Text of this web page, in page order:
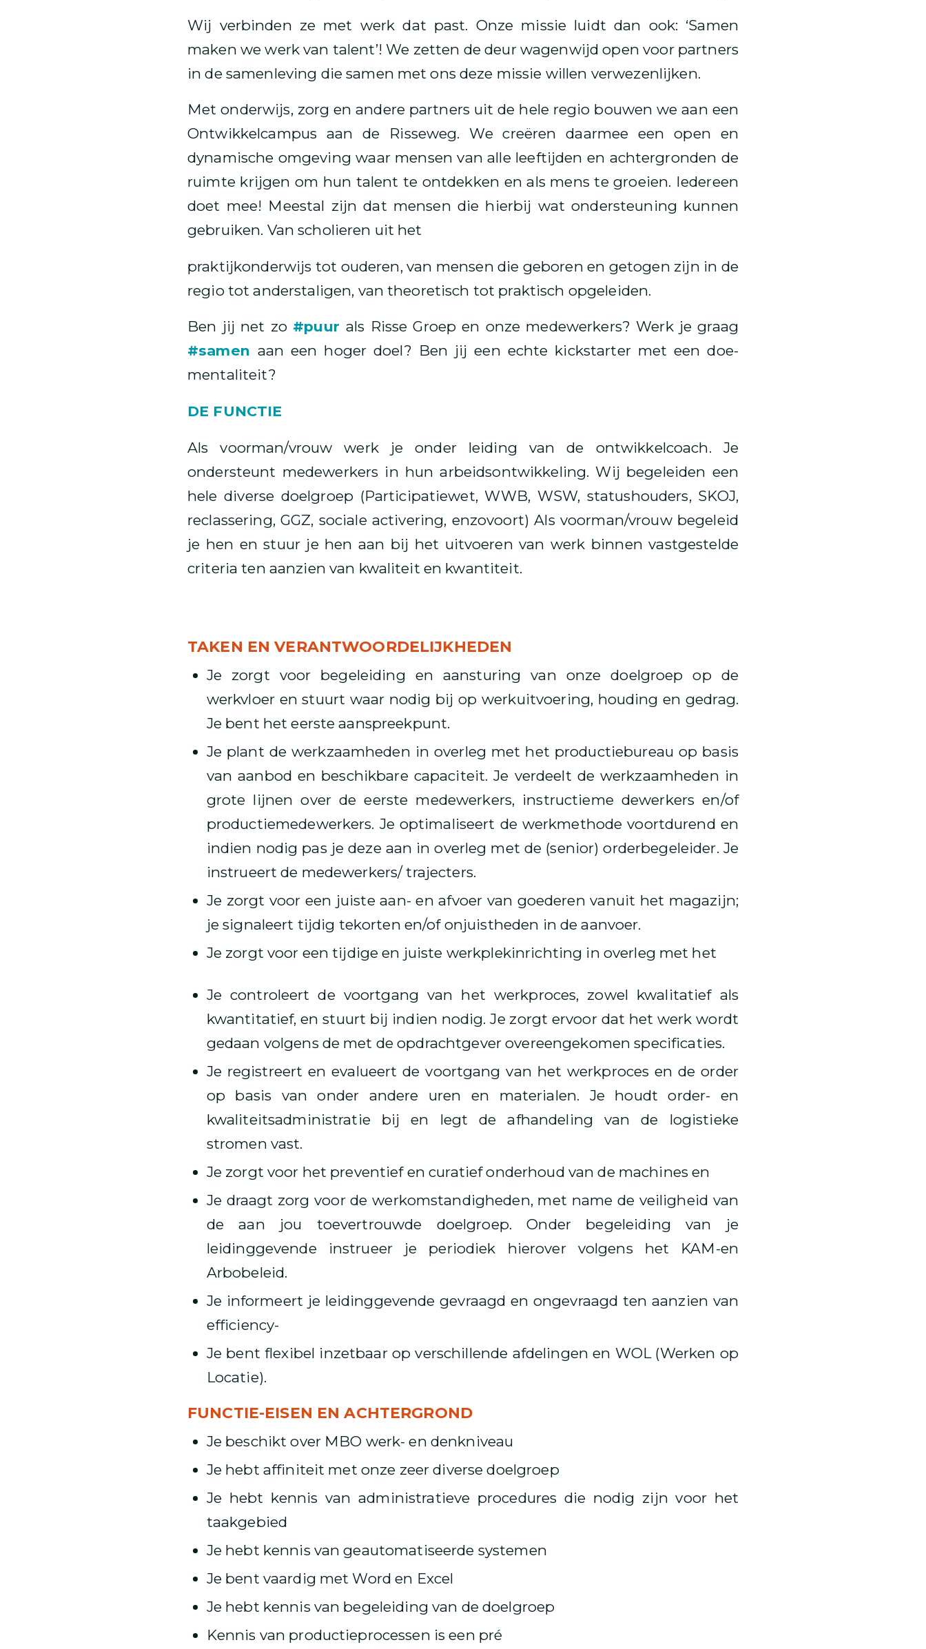
Wij verbinden ze met werk dat past. Onze missie luidt dan ook: ‘Samen
maken we werk van talent’! We zetten de deur wagenwijd open voor partners
in de samenleving die samen met ons deze missie willen verwezenlijken.
Met onderwijs, zorg en andere partners uit de hele regio bouwen we aan een
Ontwikkelcampus aan de Risseweg. We creëren daarmee een open en
dynamische omgeving waar mensen van alle leeftijden en achtergronden de
ruimte krijgen om hun talent te ontdekken en als mens te groeien. Iedereen
doet mee! Meestal zijn dat mensen die hierbij wat ondersteuning kunnen
gebruiken. Van scholieren uit het
praktijkonderwijs tot ouderen, van mensen die geboren en getogen zijn in de
regio tot anderstaligen, van theoretisch tot praktisch opgeleiden.
Ben jij net zo #puur als Risse Groep en onze medewerkers? Werk je graag
#samen aan een hoger doel? Ben jij een echte kickstarter met een doe-
mentaliteit?
DE FUNCTIE
Als voorman/vrouw werk je onder leiding van de ontwikkelcoach. Je
ondersteunt medewerkers in hun arbeidsontwikkeling. Wij begeleiden een
hele diverse doelgroep (Participatiewet, WWB, WSW, statushouders, SKOJ,
reclassering, GGZ, sociale activering, enzovoort) Als voorman/vrouw begeleid
je hen en stuur je hen aan bij het uitvoeren van werk binnen vastgestelde
criteria ten aanzien van kwaliteit en kwantiteit.
TAKEN EN VERANTWOORDELIJKHEDEN
Je zorgt voor begeleiding en aansturing van onze doelgroep op de
werkvloer en stuurt waar nodig bij op werkuitvoering, houding en gedrag.
Je bent het eerste aanspreekpunt.
Je plant de werkzaamheden in overleg met het productiebureau op basis
van aanbod en beschikbare capaciteit. Je verdeelt de werkzaamheden in
grote lijnen over de eerste medewerkers, instructieme dewerkers en/of
productiemedewerkers. Je optimaliseert de werkmethode voortdurend en
indien nodig pas je deze aan in overleg met de (senior) orderbegeleider. Je
instrueert de medewerkers/ trajecters.
Je zorgt voor een juiste aan- en afvoer van goederen vanuit het magazijn;
je signaleert tijdig tekorten en/of onjuistheden in de aanvoer.
Je zorgt voor een tijdige en juiste werkplekinrichting in overleg met het
Je controleert de voortgang van het werkproces, zowel kwalitatief als
kwantitatief, en stuurt bij indien nodig. Je zorgt ervoor dat het werk wordt
gedaan volgens de met de opdrachtgever overeengekomen specificaties.
Je registreert en evalueert de voortgang van het werkproces en de order
op basis van onder andere uren en materialen. Je houdt order- en
kwaliteitsadministratie bij en legt de afhandeling van de logistieke
stromen vast.
Je zorgt voor het preventief en curatief onderhoud van de machines en
Je draagt zorg voor de werkomstandigheden, met name de veiligheid van
de aan jou toevertrouwde doelgroep. Onder begeleiding van je
leidinggevende instrueer je periodiek hierover volgens het KAM-en
Arbobeleid.
Je informeert je leidinggevende gevraagd en ongevraagd ten aanzien van
efficiency-
Je bent flexibel inzetbaar op verschillende afdelingen en WOL (Werken op
Locatie).
FUNCTIE-EISEN EN ACHTERGROND
Je beschikt over MBO werk- en denkniveau
Je hebt affiniteit met onze zeer diverse doelgroep
Je hebt kennis van administratieve procedures die nodig zijn voor het
taakgebied
Je hebt kennis van geautomatiseerde systemen
Je bent vaardig met Word en Excel
Je hebt kennis van begeleiding van de doelgroep
Kennis van productieprocessen is een pré